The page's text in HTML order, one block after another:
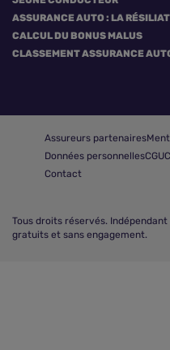
ASSURANCE AUTO : LA
CALCUL DU BONUS MALUS
CLASSEMENT ASSURANCE
Assureurs partenaires
Données personnellesCGU
Contact
Tous droits réservés.
gratuits et sans engagement.